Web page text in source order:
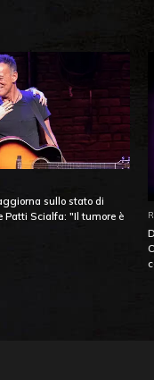
sullo stato di
Patti Scialfa: "Il tumore è